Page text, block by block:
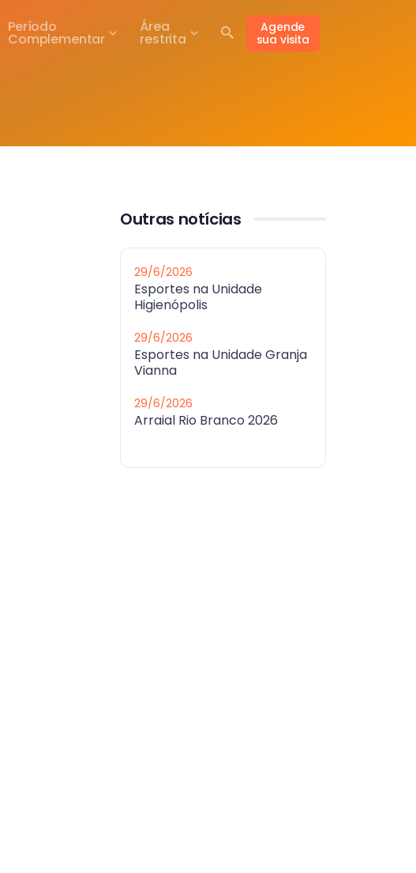
Agende
sua visita
Período
Complementar
Área
restrita
Outras notícias
29/6/2026
Esportes na Unidade
Higienópolis
29/6/2026
Esportes na Unidade Granja
Vianna
29/6/2026
Arraial Rio Branco 2026